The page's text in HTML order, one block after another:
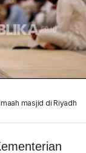
masjid di Riyadh